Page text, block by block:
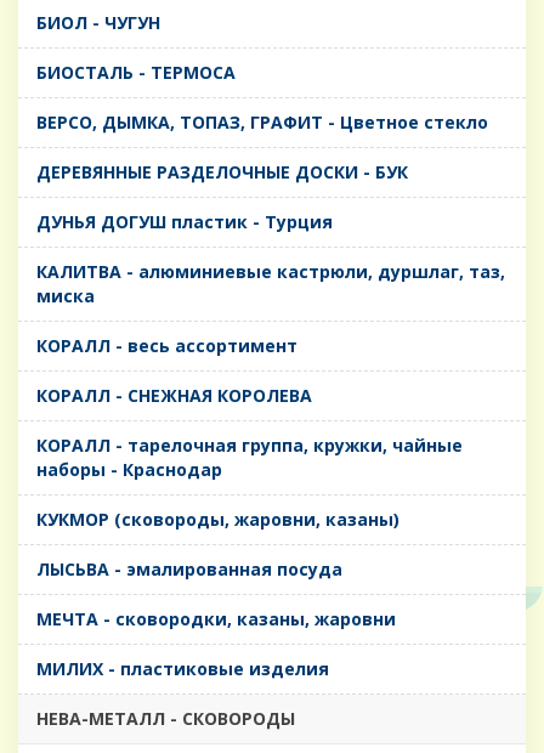
БИОЛ - ЧУГУН
БИОСТАЛЬ - ТЕРМОСА
ВЕРСО, ДЫМКА, ТОПАЗ, ГРАФИТ - Цветное стекло
ДЕРЕВЯННЫЕ РАЗДЕЛОЧНЫЕ ДОСКИ - БУК
ДУНЬЯ ДОГУШ пластик - Турция
КАЛИТВА - алюминиевые кастрюли, дуршлаг, таз,
миска
КОРАЛЛ - весь ассортимент
КОРАЛЛ - СНЕЖНАЯ КОРОЛЕВА
КОРАЛЛ - тарелочная группа, кружки, чайные
наборы - Краснодар
КУКМОР (сковороды, жаровни, казаны)
ЛЫСЬВА - эмалированная посуда
МЕЧТА - сковородки, казаны, жаровни
МИЛИХ - пластиковые изделия
НЕВА-МЕТАЛЛ - СКОВОРОДЫ